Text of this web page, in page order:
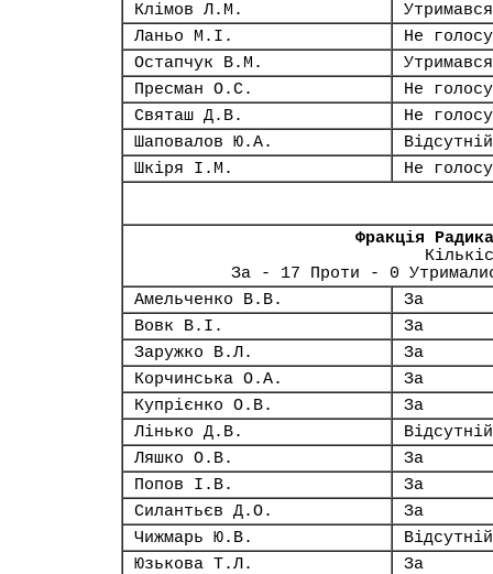
Клімов Л.М.
Утримався
Ланьо М.І.
Не
Остапчук В.М.
Утримався
Пресман О.С.
Не
Святаш Д.В.
Не
Шаповалов Ю.А.
Відсутній
Шкіря І.М.
Не
Фракція
За - 17 Проти - 0
Амельченко В.В.
За
Вовк В.І.
За
Заружко В.Л.
За
Корчинська О.А.
За
Купрієнко О.В.
За
Лінько Д.В.
Відсутній
Ляшко О.В.
За
Попов І.В.
За
Силантьєв Д.О.
За
Чижмарь Ю.В.
Відсутній
Юзькова Т.Л.
За